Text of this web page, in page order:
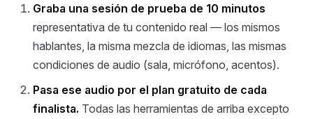
Graba una sesión de prueba de 10 minutos
representativa de tu contenido real — los mismos
hablantes, la misma mezcla de idiomas, las mismas
condiciones de audio (sala, micrófono, acentos).
Pasa ese audio por el plan gratuito de cada
finalista. Todas las herramientas de arriba excepto